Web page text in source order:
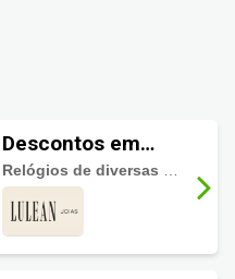
Descontos em
Relógios Lulean
Joias até 53% OFF